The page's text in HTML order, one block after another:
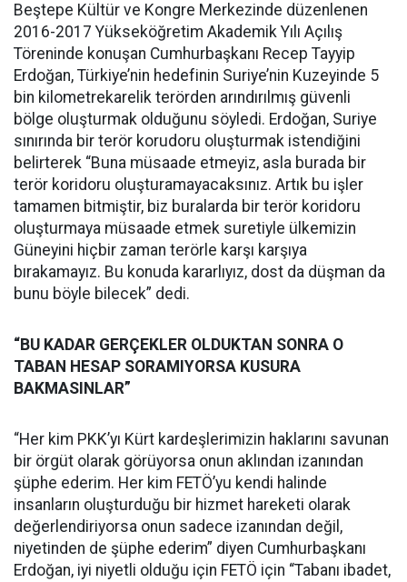
Beştepe Kültür ve Kongre Merkezinde düzenlenen
2016-2017 Yükseköğretim Akademik Yılı Açılış
Töreninde konuşan Cumhurbaşkanı Recep Tayyip
Erdoğan, Türkiye’nin hedefinin Suriye’nin Kuzeyinde 5
bin kilometrekarelik terörden arındırılmış güvenli
bölge oluşturmak olduğunu söyledi. Erdoğan, Suriye
sınırında bir terör korudoru oluşturmak istendiğini
belirterek “Buna müsaade etmeyiz, asla burada bir
terör koridoru oluşturamayacaksınız. Artık bu işler
tamamen bitmiştir, biz buralarda bir terör koridoru
oluşturmaya müsaade etmek suretiyle ülkemizin
Güneyini hiçbir zaman terörle karşı karşıya
bırakamayız. Bu konuda kararlıyız, dost da düşman da
bunu böyle bilecek” dedi.
“BU KADAR GERÇEKLER OLDUKTAN SONRA O
TABAN HESAP SORAMIYORSA KUSURA
BAKMASINLAR”
“Her kim PKK’yı Kürt kardeşlerimizin haklarını savunan
bir örgüt olarak görüyorsa onun aklından izanından
şüphe ederim. Her kim FETÖ’yu kendi halinde
insanların oluşturduğu bir hizmet hareketi olarak
değerlendiriyorsa onun sadece izanından değil,
niyetinden de şüphe ederim” diyen Cumhurbaşkanı
Erdoğan, iyi niyetli olduğu için FETÖ için “Tabanı ibadet,